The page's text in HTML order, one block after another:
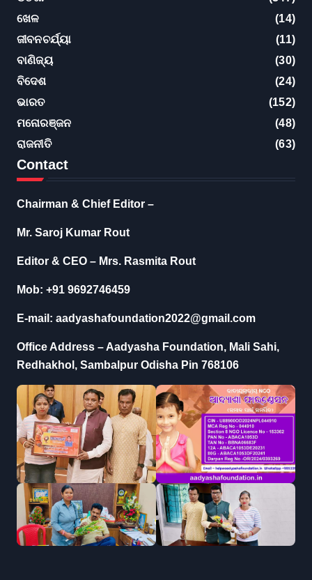
ଖେଳ
(14)
ଜୀବନଚର୍ଯ୍ୟା
(11)
ବାଣିଜ୍ୟ
(30)
ବିଦେଶ
(24)
ଭାରତ
(152)
ମନୋରଞ୍ଜନ
(48)
ରାଜନୀତି
(63)
Contact
Chairman & Chief Editor –
Mr. Saroj Kumar Rout
Editor & CEO – Mrs. Rasmita Rout
Mob: +91 9692746459
E-mail: aadyashafoundation2022@gmail.com
Office Address – Aadyasha Foundation, Mali Sahi,
Redhakhol, Sambalpur Odisha Pin 768106